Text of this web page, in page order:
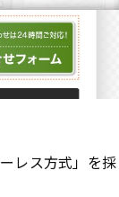
レス方式」を採